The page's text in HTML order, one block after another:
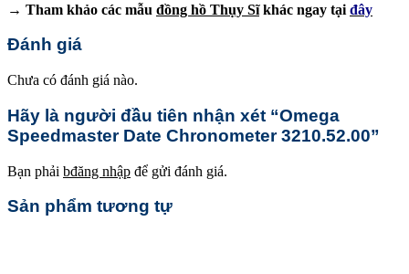
→ Tham khảo các mẫu đồng hồ Thụy Sĩkhác ngay tại đây
Đánh giá
Chưa có đánh giá nào.
Hãy là người đầu tiên nhận xét “Omega
Speedmaster Date Chronometer 3210.52.00”
Bạn phải bđăng nhập để gửi đánh giá.
Sản phẩm tương tự